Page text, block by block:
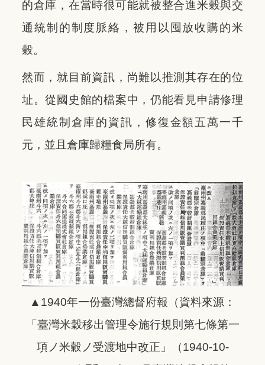
的倉庫，在當時很可能就被整合進米穀與交
通統制的制度脈絡，被用以囤放收購的米
穀。
然而，就目前資訊，尚難以推測其存在的位
址。從國史館的檔案中，仍能看見申請修理
民雄統制倉庫的資訊，修復金額五萬一千
元，並且倉庫歸糧食局所有。
▲ 1940年一份臺灣總督府報（資料來源：
「臺灣米穀移出管理令施行規則第七條第一
項ノ米穀ノ受渡地中改正」（1940-10-